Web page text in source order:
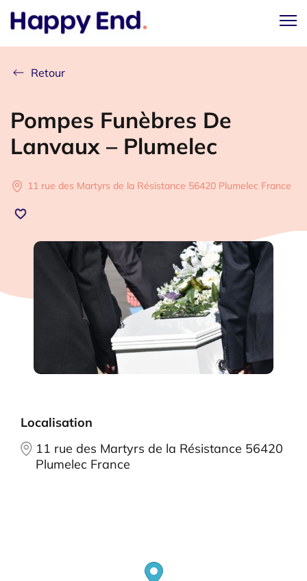
Retour
Pompes Funèbres De
Lanvaux – Plumelec
11 rue des Martyrs de la Résistance 56420 Plumelec France
Localisation
11 rue des Martyrs de la Résistance 56420
Plumelec France